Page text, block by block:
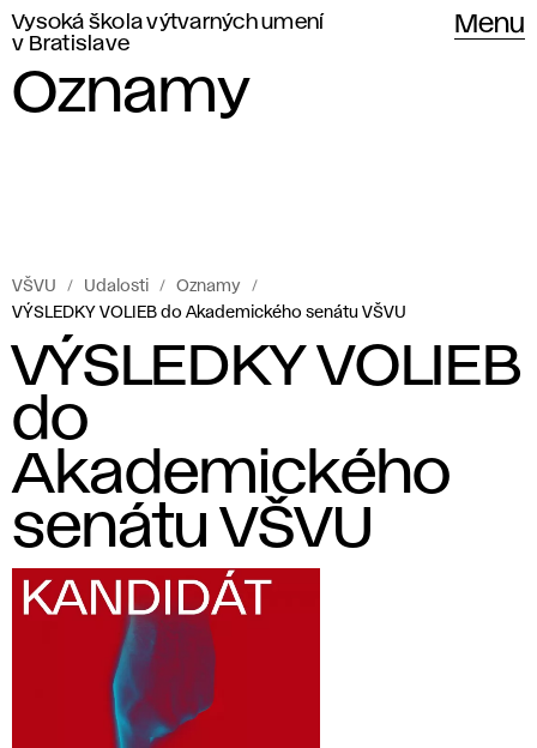
Vysoká škola výtvarných umení
v Bratislave
Menu
Oznamy
VŠVU Udalosti
Oznamy
VÝSLEDKY VOLIEB do Akademického senátu VŠVU
VÝSLEDKY VOLIEB
do
Akademického
senátu VŠVU